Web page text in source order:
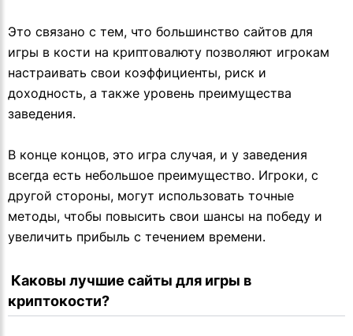
Это связано с тем, что большинство сайтов для
игры в кости на криптовалюту позволяют игрокам
настраивать свои коэффициенты, риск и
доходность, а также уровень преимущества
заведения.
В конце концов, это игра случая, и у заведения
всегда есть небольшое преимущество. Игроки, с
другой стороны, могут использовать точные
методы, чтобы повысить свои шансы на победу и
увеличить прибыль с течением времени.
криптокости?